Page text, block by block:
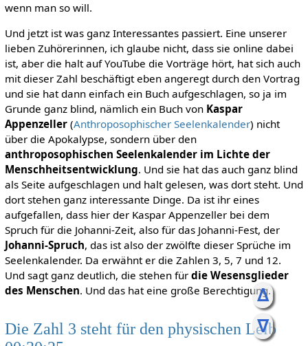
ᐃ
ᐁ
wenn man so will.
Und jetzt ist was ganz Interessantes passiert. Eine unserer
lieben Zuhörerinnen, ich glaube nicht, dass sie online dabei
ist, aber die halt auf YouTube die Vorträge hört, hat sich auch
mit dieser Zahl beschäftigt eben angeregt durch den Vortrag
und sie hat dann einfach ein Buch aufgeschlagen, so ja im
Grunde ganz blind, nämlich ein Buch von Kaspar
Appenzeller(Anthroposophischer Seelenkalender) nicht
über die Apokalypse, sondern über den
anthroposophischen Seelenkalender im Lichte der
Menschheitsentwicklung. Und sie hat das auch ganz blind
als Seite aufgeschlagen und halt gelesen, was dort steht. Und
dort stehen ganz interessante Dinge. Da ist ihr eines
aufgefallen, dass hier der Kaspar Appenzeller bei dem
Spruch für die Johanni-Zeit, also für das Johanni-Fest, der
Johanni-Spruch, das ist also der zwölfte dieser Sprüche im
Seelenkalender. Da erwähnt er die Zahlen 3, 5, 7 und 12.
Und sagt ganz deutlich, die stehen für die Wesensglieder
des Menschen. Und das hat eine große Berechtigung.
Die Zahl 3 steht für den physischen Leib